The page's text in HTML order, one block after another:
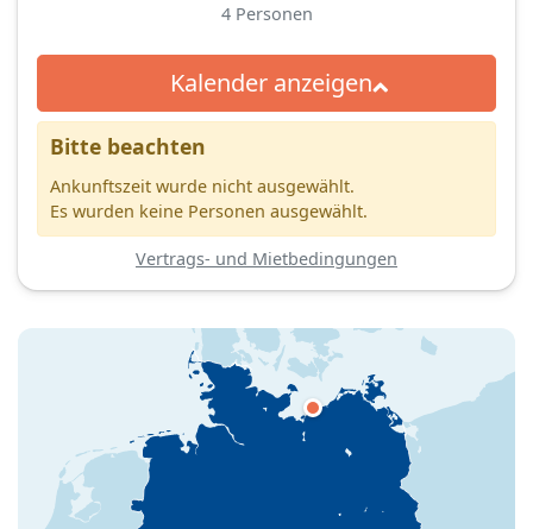
4 Personen
Kalender anzeigen
Bitte beachten
Ankunftszeit wurde nicht ausgewählt.
Es wurden keine Personen ausgewählt.
Vertrags- und Mietbedingungen